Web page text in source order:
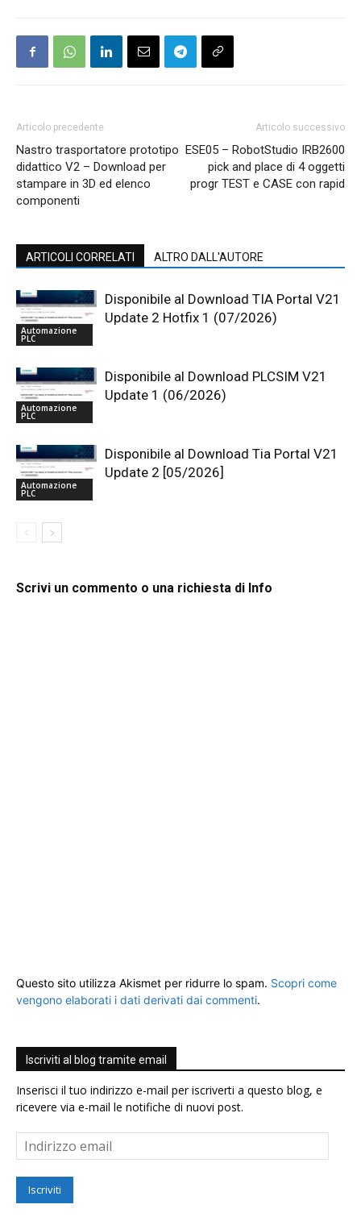
Articolo precedente
Nastro trasportatore prototipo
didattico V2 – Download per
stampare in 3D ed elenco
componenti
Articolo successivo
ESE05 – RobotStudio IRB2600
pick and place di 4 oggetti
progr TEST e CASE con rapid
ARTICOLI CORRELATI ALTRO DALL'AUTORE
Automazione
PLC
Disponibile al Download TIA Portal V21
Update 2 Hotfix 1 (07/2026)
Automazione
PLC
Disponibile al Download PLCSIM V21
Update 1 (06/2026)
Automazione
PLC
Disponibile al Download Tia Portal V21
Update 2 [05/2026]
Scrivi un commento o una richiesta di Info
Questo sito utilizza Akismet per ridurre lo spam. Scopri come
vengono elaborati i dati derivati dai commenti.
Iscriviti al blog tramite email
Inserisci il tuo indirizzo e-mail per iscriverti a questo blog, e
ricevere via e-mail le notifiche di nuovi post.
Indirizzo
email
Iscriviti